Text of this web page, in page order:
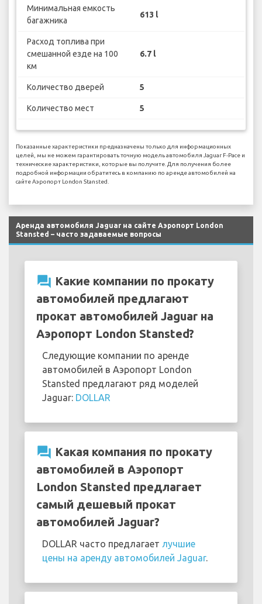
Минимальная емкость
багажника
613 l
Расход топлива при
смешанной езде на 100
км
6.7 l
Количество дверей 5
Количество мест 5
Показанные характеристики предназначены только для информационных
целей, мы не можем гарантировать точную модель автомобиля Jaguar F-Pace и
технические характеристики, которые вы получите. Для получения более
подробной информации обратитесь в компанию по аренде автомобилей на
сайте Аэропорт London Stansted.
Аренда автомобиля Jaguar на сайте Аэропорт London
Stansted – часто задаваемые вопросы
question_answer Какие компании по прокату
автомобилей предлагают
прокат автомобилей Jaguar на
Аэропорт London Stansted?
Следующие компании по аренде
автомобилей в Аэропорт London
Stansted предлагают ряд моделей
Jaguar: DOLLAR
question_answer Какая компания по прокату
автомобилей в Аэропорт
London Stansted предлагает
самый дешевый прокат
автомобилей Jaguar?
DOLLAR часто предлагает лучшие
цены на аренду автомобилей Jaguar.